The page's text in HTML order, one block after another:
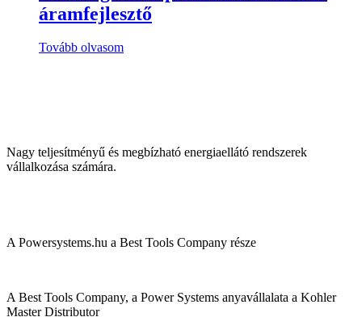
áramfejlesztő
Tovább olvasom
Nagy teljesítményű és megbízható energiaellátó rendszerek
vállalkozása számára.
A Powersystems.hu a Best Tools Company része
A Best Tools Company, a Power Systems anyavállalata a Kohler
Master Distributor